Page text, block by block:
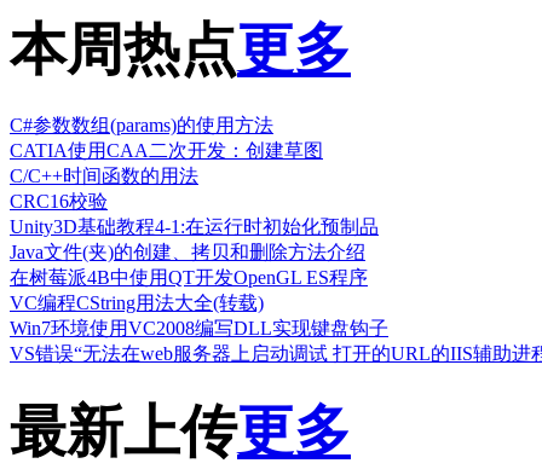
本周热点更多
C#参数数组(params)的使用方法
CATIA使用CAA二次开发：创建草图
C/C++时间函数的用法
CRC16校验
Unity3D基础教程4-1:在运行时初始化预制品
Java文件(夹)的创建、拷贝和删除方法介绍
在树莓派4B中使用QT开发OpenGL ES程序
VC编程CString用法大全(转载)
Win7环境使用VC2008编写DLL实现键盘钩子
VS错误“无法在web服务器上启动调试 打开的URL的IIS辅助进
最新上传更多